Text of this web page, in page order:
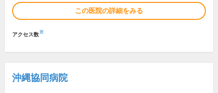
この医院の詳細をみる
アクセス数※
沖縄協同病院